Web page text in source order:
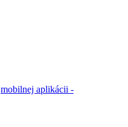
mobilnej aplikácii -